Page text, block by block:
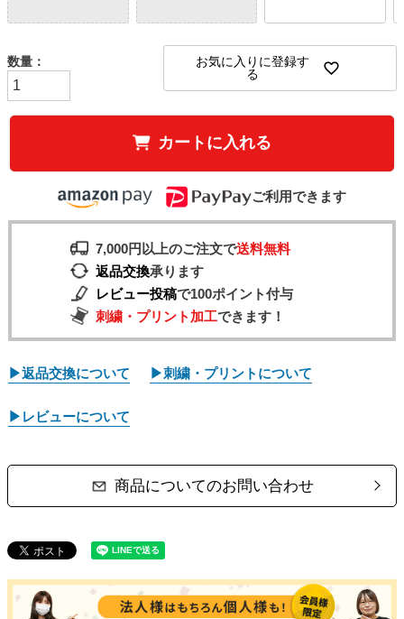
お気に入りに登録す
る
カートに入れる
ご利用できます
7,000円以上のご注文で送料無料
返品交換承ります
レビュー投稿で100ポイント付与
刺繍・プリント加工できます！
▶返品交換について ▶刺繍・プリントについて
▶レビューについて
商品についてのお問い合わせ